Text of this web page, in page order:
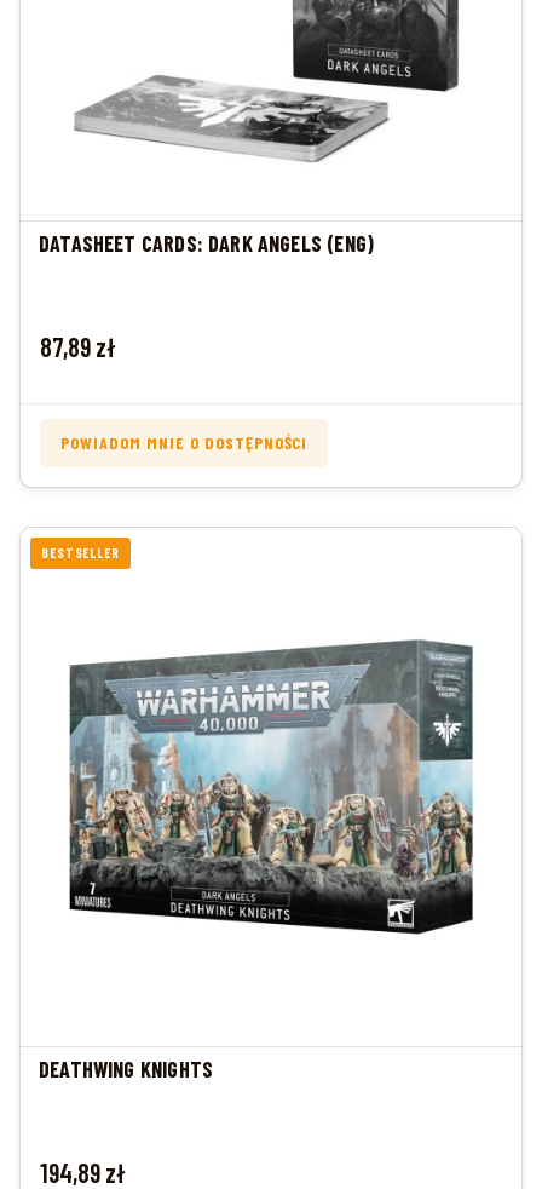
DATASHEET CARDS: DARK ANGELS (ENG)
Cena
87,89 zł
POWIADOM MNIE O DOSTĘPNOŚCI
BESTSELLER
DEATHWING KNIGHTS
Cena
194,89 zł